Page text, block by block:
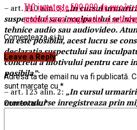
– art. 110 alin. 5:„In cursul
suspectului sau inculpatului se
tehnice audio sau audiovideo.
nu este posibila, acest lucru se
declaratia suspectului sau
concreta a motivului pentru care
posibila”;
– art. 123 alin. 2: „In cursul
martorului se inregistreaza prin
sau audiovideo, daca organul de
considera necesar sau daca
TAG investește 500.000 de euro în
modernizarea magazinelor și
Comenteaza si tu
Leave a Reply
Adresa ta de email nu va fi publicată.
sunt marcate cu *
Comentariu*